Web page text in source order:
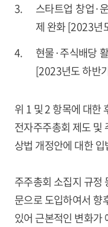
3.
스타트업 창업·
제 완화 [2023년
4.
현물·주식배당
[2023년도 하반
위 1 및 2 항목에 대한
전자주주총회 제도 및
상법 개정안에 대한
주주총회 소집지 규정
문으로 도입하여서 향
있어 근본적인 변화가